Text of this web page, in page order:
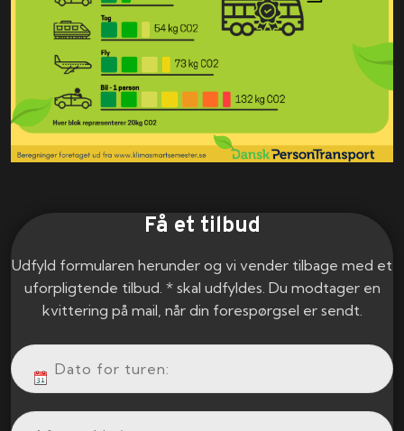
Få et tilbud
Udfyld formularen herunder og vi vender tilbage med et
uforpligtende tilbud. * skal udfyldes. Du modtager en
kvittering på mail, når din forespørgsel er sendt.